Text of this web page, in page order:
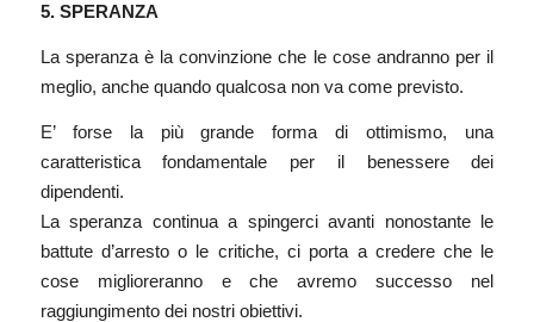
5. SPERANZA
La speranza è la convinzione che le cose andranno per il
meglio, anche quando qualcosa non va come previsto.
E’ forse la più grande forma di ottimismo, una
caratteristica fondamentale per il benessere dei
dipendenti.
La speranza continua a spingerci avanti nonostante le
battute d’arresto o le critiche, ci porta a credere che le
cose miglioreranno e che avremo successo nel
raggiungimento dei nostri obiettivi.